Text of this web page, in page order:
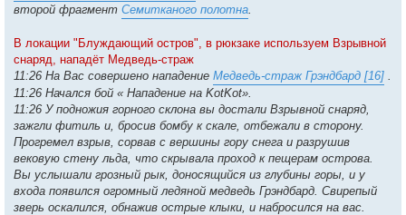
второй фрагмент Семитканого полотна
В локации "Блуждающий остров", в рюкзаке используем Взрывной
снаряд, нападёт Медведь-страж
11:26 На Вас совершено нападение Медведь-страж Грэндбард [16]
11:26 Начался бой « Нападение на KotKot».
11:26 У подножия горного склона вы достали Взрывной снаряд,
зажгли фитиль и, бросив бомбу к скале, отбежали в сторону.
Прогремел взрыв, сорвав с вершины гору снега и разрушив
вековую стену льда, что скрывала проход к пещерам острова.
Вы услышали грозный рык, доносящийся из глубины горы, и у
входа появился огромный ледяной медведь Грэндбард. Свирепый
зверь оскалился, обнажив острые клыки, и набросился на вас.